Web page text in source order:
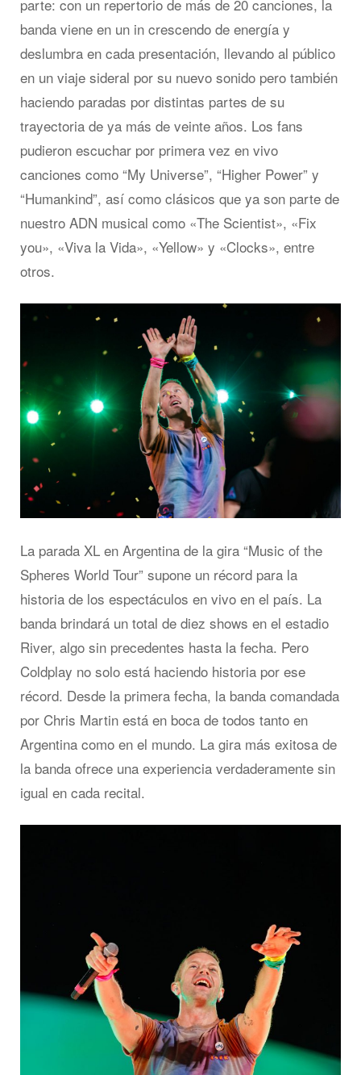
parte: con un repertorio de más de 20 canciones, la
banda viene en un in crescendo de energía y
deslumbra en cada presentación, llevando al público
en un viaje sideral por su nuevo sonido pero también
haciendo paradas por distintas partes de su
trayectoria de ya más de veinte años. Los fans
pudieron escuchar por primera vez en vivo
canciones como “My Universe”, “Higher Power” y
“Humankind”, así como clásicos que ya son parte de
nuestro ADN musical como «The Scientist», «Fix
you», «Viva la Vida», «Yellow» y «Clocks», entre
otros.
La parada XL en Argentina de la gira “Music of the
Spheres World Tour” supone un récord para la
historia de los espectáculos en vivo en el país. La
banda brindará un total de diez shows en el estadio
River, algo sin precedentes hasta la fecha. Pero
Coldplay no solo está haciendo historia por ese
récord. Desde la primera fecha, la banda comandada
por Chris Martin está en boca de todos tanto en
Argentina como en el mundo. La gira más exitosa de
la banda ofrece una experiencia verdaderamente sin
igual en cada recital.